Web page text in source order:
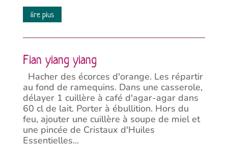
lire plus
Flan ylang ylang
Hacher des écorces d'orange. Les répartir
au fond de ramequins. Dans une casserole,
délayer 1 cuillère à café d'agar-agar dans
60 cl de lait. Porter à ébullition. Hors du
feu, ajouter une cuillère à soupe de miel et
une pincée de Cristaux d'Huiles
Essentielles...